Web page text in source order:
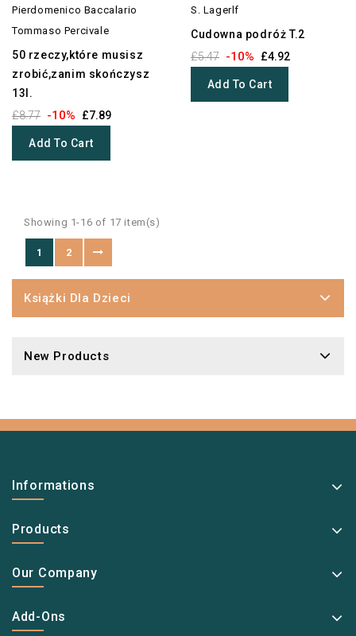
Pierdomenico Baccalario
Tommaso Percivale
50 rzeczy,które musisz
zrobić,zanim skończysz
13l.
£8.77 -10% £7.89
Add To Cart
S. Lagerlf
Cudowna podróż T.2
£5.47 -10% £4.92
Add To Cart
Showing 1-16 of 17 item(s)
1 2
Książki Dla Dzieci
New Products
Informations
Products
Our Company
Add-Ons